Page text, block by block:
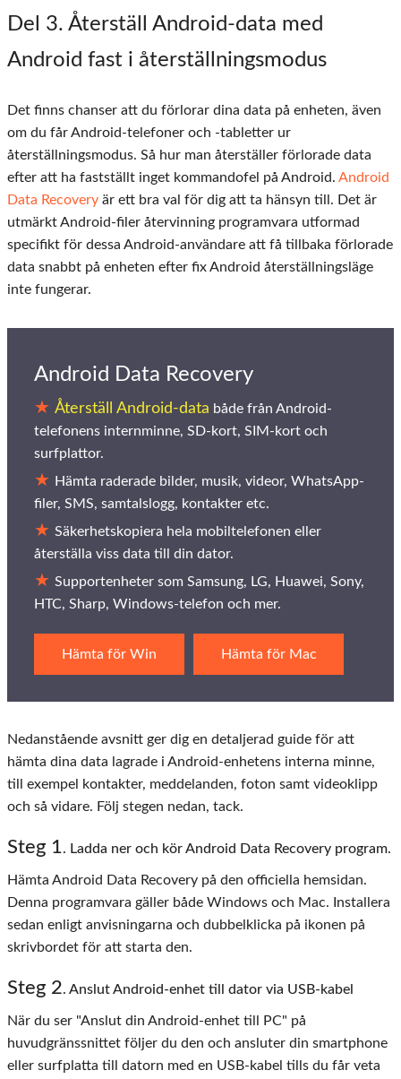
Del 3. Återställ Android-data med
Android fast i återställningsmodus
Det finns chanser att du förlorar dina data på enheten, även
om du får Android-telefoner och -tabletter ur
återställningsmodus. Så hur man återställer förlorade data
efter att ha fastställt inget kommandofel på Android. Android
Data Recovery är ett bra val för dig att ta hänsyn till. Det är
utmärkt Android-filer återvinning programvara utformad
specifikt för dessa Android-användare att få tillbaka förlorade
data snabbt på enheten efter fix Android återställningsläge
inte fungerar.
Android Data Recovery
Återställ Android-data både från Android-
telefonens internminne, SD-kort, SIM-kort och
surfplattor.
Hämta raderade bilder, musik, videor, WhatsApp-
filer, SMS, samtalslogg, kontakter etc.
Säkerhetskopiera hela mobiltelefonen eller
återställa viss data till din dator.
Supportenheter som Samsung, LG, Huawei, Sony,
HTC, Sharp, Windows-telefon och mer.
Hämta för Win Hämta för Mac
Nedanstående avsnitt ger dig en detaljerad guide för att
hämta dina data lagrade i Android-enhetens interna minne,
till exempel kontakter, meddelanden, foton samt videoklipp
och så vidare. Följ stegen nedan, tack.
Steg 1. Ladda ner och kör Android Data Recovery program.
Hämta Android Data Recovery på den officiella hemsidan.
Denna programvara gäller både Windows och Mac. Installera
sedan enligt anvisningarna och dubbelklicka på ikonen på
skrivbordet för att starta den.
Steg 2. Anslut Android-enhet till dator via USB-kabel
När du ser "Anslut din Android-enhet till PC" på
huvudgränssnittet följer du den och ansluter din smartphone
eller surfplatta till datorn med en USB-kabel tills du får veta